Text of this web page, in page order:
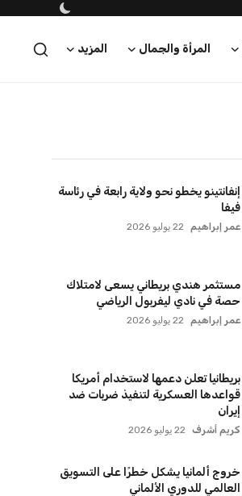
المرأة والجمال المزيد
إنفانتينو يخطو نحو ولاية رابعة في رئاسة
فيفا
عمر إبراهيم 22 يوليو 2026
مستثمر هندي بريطاني يسعى لامتلاك
حصة في نادي ليفربول الرياضي
عمر إبراهيم 22 يوليو 2026
بريطانيا تعلن دعمها لاستخدام أمريكا
قواعدها العسكرية لتنفيذ ضربات ضد
إيران
كريم أشرف 22 يوليو 2026
خروج ألمانيا يشكل خطرًا على التسويق
العالمي للدوري الألماني